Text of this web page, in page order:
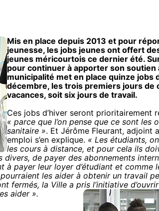
Mis en place depuis 2013 et pour
jeunesse, les jobs jeunes ont offert
jeunes méricourtois ce dernier été.
pour continuer à apporter son soutien
municipalité met en place quinze jobs
décembre, les trois premiers jours de
vacances, soit six jours de travail.
Ces jobs d’hiver seront prioritairement
« parce que l’on pense que ce sont les
sanitaire ». Et Jérôme Fleurant, adjoint
emploi s’en explique. « Les étudiants,
les cours à distance, et pour cela ils
divers, de payer des abonnements
à payer leur loyer d’étudiant et comme
les aider à obtenir un travail
fermés, la Ville a pris l’initiative
aider ».